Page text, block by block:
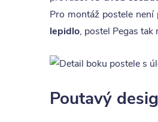
Pro montáž postele
lepidlo, postel Pegas
Poutavý